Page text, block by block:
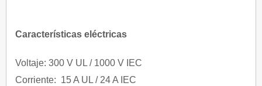
Características eléctricas
Voltaje: 300 V UL / 1000 V IEC
Corriente: 15 A UL / 24 A IEC